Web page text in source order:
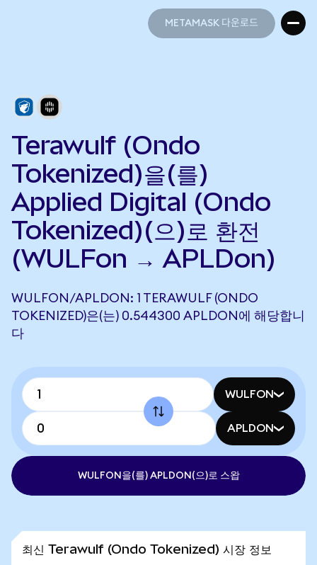
METAMASK 다운로드
Terawulf (Ondo
Tokenized)을(를)
Applied Digital (Ondo
Tokenized)(으)로 환전
(WULFon → APLDon)
WULFON/APLDON: 1 TERAWULF (ONDO
TOKENIZED)은(는) 0.544300 APLDON에 해당합니
다
WULFON
APLDON
WULFON을(를) APLDON(으)로 스왑
최신 Terawulf (Ondo Tokenized) 시장 정보